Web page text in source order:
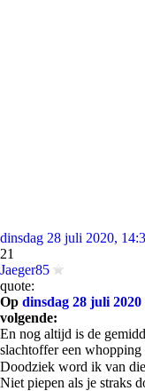
dinsdag 28 juli 2020,
21
Jaeger85
quote:
Op dinsdag 28 juli 2020
volgende:
En nog altijd is de
slachtoffer een whopping
Doodziek word ik van
Niet piepen als je straks